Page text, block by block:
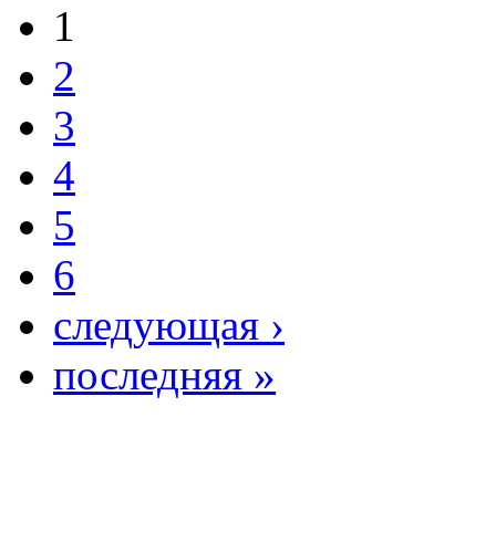
1
2
3
4
5
6
следующая ›
последняя »